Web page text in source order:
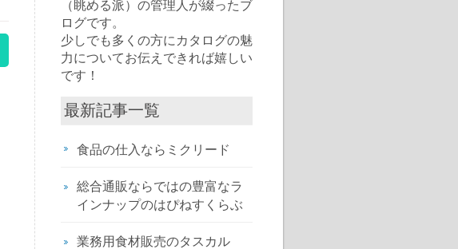
（眺める派）の管理人が綴ったブ
ログです。
少しでも多くの方にカタログの魅
力についてお伝えできれば嬉しい
です！
最新記事一覧
食品の仕入ならミクリード
総合通販ならではの豊富なラ
インナップのはぴねすくらぶ
業務用食材販売のタスカル